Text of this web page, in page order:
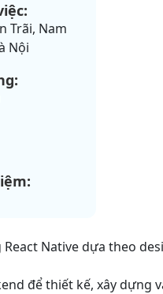
Trãi, Nam
Nội
Native dựa theo
để thiết kế, xây dựng